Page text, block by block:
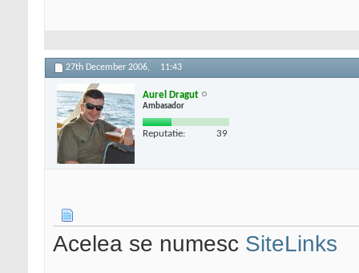
27th December 2006, 11:43
Aurel Dragut
Ambasador
Reputatie: 39
Acelea se numesc SiteLinks